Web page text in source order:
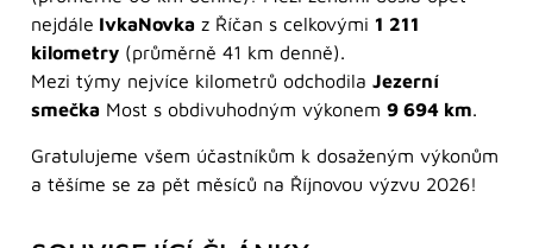
nejdále IvkaNovka z Říčan s celkovými 1 211
kilometry (průměrně 41 km denně).
Mezi týmy nejvíce kilometrů odchodila Jezerní
smečka Most s obdivuhodným výkonem 9 694 km.
Gratulujeme všem účastníkům k dosaženým výkonům
a těšíme se za pět měsíců na Říjnovou výzvu 2026!